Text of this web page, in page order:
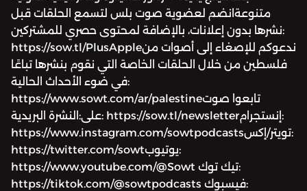
متنوعةانضم لعضوية صوت بلس لتسمع الحلقات قبل
نشرها بدون إعلانات، بالإضافة لمحتوى حصري للمشتركين:
https://sow.tl/PlusAppleندعوكم للإصغاء إلى أصوات من
فلسطين من خلال الحلقات الخاصة التي نقوم بنشرها تباعًا
في ضوء الأحداث الحالية:
https://www.sowt.com/ar/palestineتابعوا صوت
على:النشرة البريدية: https://sow.tl/newsletterإنستجرام:
https://www.instagram.com/sowtpodcastsتويتر/إكس:
https://twitter.com/sowtيوتيوب:
https://www.youtube.com/@Sowt تيك توك:
https://tiktok.com/@sowtpodcasts فيسبوك: